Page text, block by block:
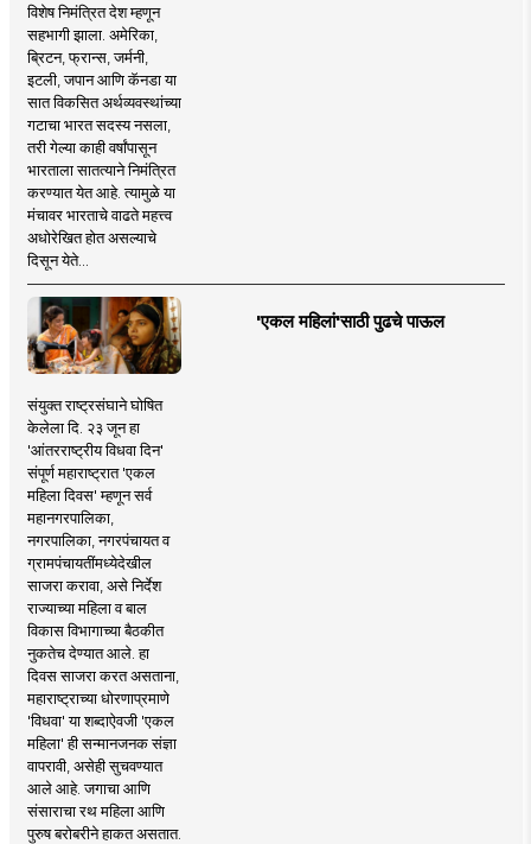
विशेष निमंत्रित देश म्हणून
सहभागी झाला. अमेरिका,
ब्रिटन, फ्रान्स, जर्मनी,
इटली, जपान आणि कॅनडा या
सात विकसित अर्थव्यवस्थांच्या
गटाचा भारत सदस्य नसला,
तरी गेल्या काही वर्षांपासून
भारताला सातत्याने निमंत्रित
करण्यात येत आहे. त्यामुळे या
मंचावर भारताचे वाढते महत्त्व
अधोरेखित होत असल्याचे
दिसून येते...
'एकल महिलां'साठी पुढचे पाऊल
संयुक्त राष्ट्रसंघाने घोषित
केलेला दि. २३ जून हा
'आंतरराष्ट्रीय विधवा दिन'
संपूर्ण महाराष्ट्रात 'एकल
महिला दिवस' म्हणून सर्व
महानगरपालिका,
नगरपालिका, नगरपंचायत व
ग्रामपंचायतींमध्येदेखील
साजरा करावा, असे निर्देश
राज्याच्या महिला व बाल
विकास विभागाच्या बैठकीत
नुकतेच देण्यात आले. हा
दिवस साजरा करत असताना,
महाराष्ट्राच्या धोरणाप्रमाणे
'विधवा' या शब्दाऐवजी 'एकल
महिला' ही सन्मानजनक संज्ञा
वापरावी, असेही सुचवण्यात
आले आहे. जगाचा आणि
संसाराचा रथ महिला आणि
पुरुष बरोबरीने हाकत असतात.